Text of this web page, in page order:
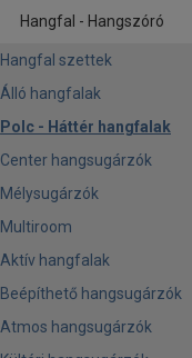
Kiegészítő - Tartozék
Légtisztító
Okos otthon
Párásító
Okos babazokni
Pizza sütő
Pizza sütő - Kiegészítő
Ventilátor
Kiegészítő - Tartozék
Tartozék
Fejhallgató
Fejhallgató erősítő - DAC
Hangfal - Hangszóró
Hangfal szettek
Álló hangfalak
Polc - Háttér hangfalak
Center hangsugárzók
Mélysugárzók
Multiroom
Aktív hangfalak
Beépíthető hangsugárzók
Atmos hangsugárzók